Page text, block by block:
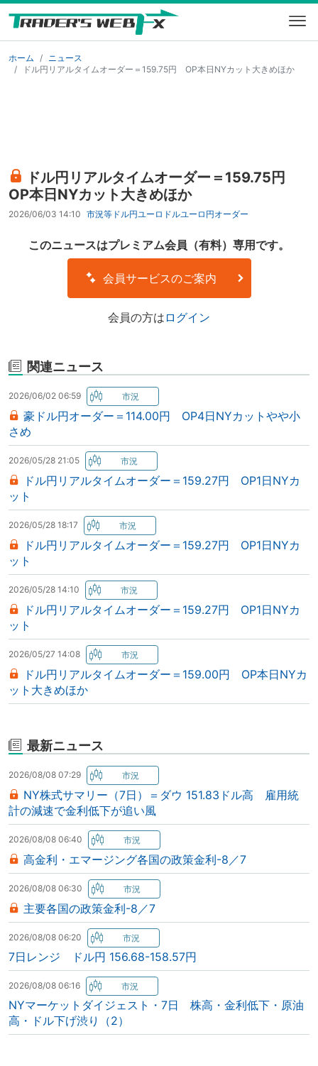
ホーム
ニュース
ドル円リアルタイムオーダー＝159.75円 OP本日NYカット大きめほか
ドル円リアルタイムオーダー＝159.75円
OP本日NYカット大きめほか
2026/06/03 14:10 市況等 ドル円ユーロドルユーロ円オーダー
このニュースはプレミアム会員（有料）専用です。
会員サービスのご案内
会員の方は ログイン
関連ニュース
2026/06/02 06:59
豪ドル円オーダー＝114.00円 OP4日NYカットやや小
さめ
2026/05/28 21:05
ドル円リアルタイムオーダー＝159.27円 OP1日NYカ
ット
2026/05/28 18:17
ドル円リアルタイムオーダー＝159.27円 OP1日NYカ
ット
2026/05/28 14:10
ドル円リアルタイムオーダー＝159.27円 OP1日NYカ
ット
2026/05/27 14:08
ドル円リアルタイムオーダー＝159.00円 OP本日NYカ
ット大きめほか
最新ニュース
2026/08/08 07:29
NY株式サマリー（7日）＝ダウ 151.83ドル高 雇用統
計の減速で金利低下が追い風
2026/08/08 06:40
高金利・エマージング各国の政策金利-8／7
2026/08/08 06:30
主要各国の政策金利-8／7
2026/08/08 06:20
7日レンジ ドル円 156.68-158.57円
2026/08/08 06:16
NYマーケットダイジェスト・7日 株高・金利低下・原油
高・ドル下げ渋り（2）